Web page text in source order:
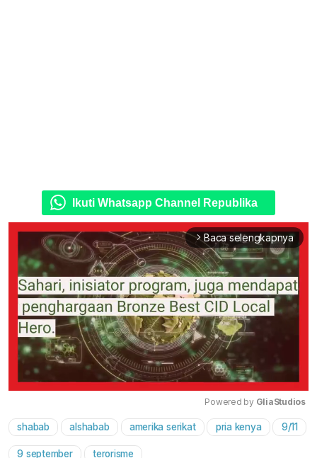
Ikuti Whatsapp Channel Republika
arrow_forward_ios Baca selengkapnya
Mute
Powered by GliaStudios
shabab alshabab amerika serikat pria kenya 9/11
9 september terorisme